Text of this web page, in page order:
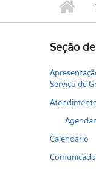
Seção
Serviço de
Calendario